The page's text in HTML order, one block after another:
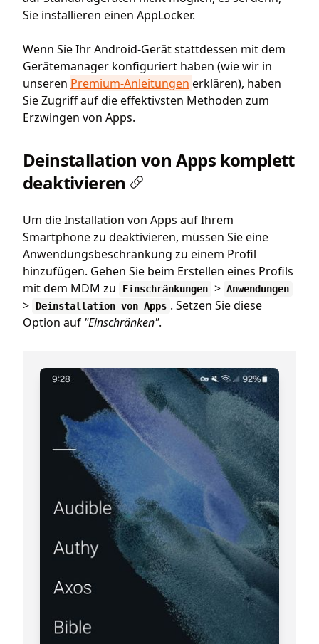
Sie installieren einen AppLocker.
Wenn Sie Ihr Android-Gerät stattdessen mit dem
Gerätemanager konfiguriert haben (wie wir in
unseren Premium-Anleitungen erklären), haben
Sie Zugriff auf die effektivsten Methoden zum
Erzwingen von Apps.
Deinstallation von Apps komplett
deaktivieren
Um die Installation von Apps auf Ihrem
Smartphone zu deaktivieren, müssen Sie eine
Anwendungsbeschränkung zu einem Profil
hinzufügen. Gehen Sie beim Erstellen eines Profils
mit dem MDM zu
Einschränkungen > Anwendungen
> Deinstallation von Apps . Setzen Sie diese
Option auf "Einschränken".